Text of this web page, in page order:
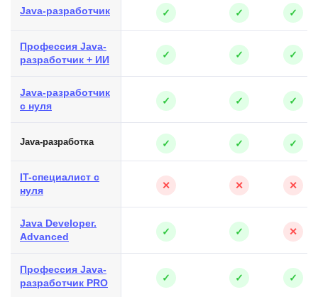
Java-разработчик ✓ ✓ ✓
Профессия Java-
разработчик + ИИ
✓ ✓ ✓
Java-разработчик
с нуля
✓ ✓ ✓
Java-разработка ✓ ✓ ✓
IT-специалист с
нуля
✕ ✕ ✕
Java Developer.
Advanced
✓ ✓ ✕
Профессия Java-
разработчик PRO
✓ ✓ ✓